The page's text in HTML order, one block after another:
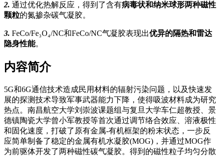
2. 通过优化热解反应，得到了含有病毒状和纳米球形两种磁性
颗粒的氮掺杂碳气凝胶。
3. FeCo/Fe₃O₄/NC和FeCo/NC气凝胶表现出优异的隔热和雷达
隐身性能。
内容简介
5G和6G通信技术造成民用材料的辐射污染问题，以及快速发
展的探测技术导致军事武器能力下降，使得吸波材料成为研究
热点。南昌航空大学刘崇波课题组与复旦大学车仁超教授、景
德镇陶瓷大学曾小军教授等首次通过调节络合效应、溶液极性
和固化速度，打破了原有金属-有机框架的粉末状态，一步反
应简单制备了稳定的金属有机水凝胶(MOG)，并通过MOG作
为前驱体开发了两种磁性碳气凝胶。得到的磁性粒子均匀分散